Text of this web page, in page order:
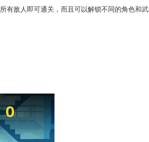
敌人即可通关，而且可以解锁不同的角色和武